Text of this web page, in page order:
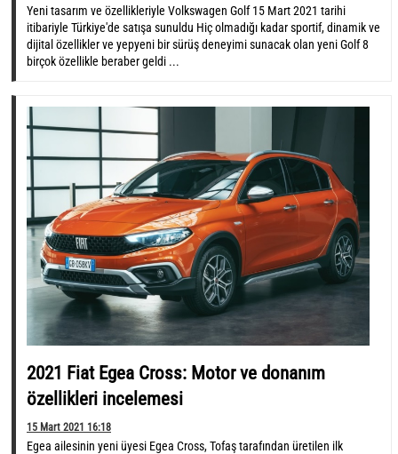
Yeni tasarım ve özellikleriyle Volkswagen Golf 15 Mart 2021 tarihi
itibariyle Türkiye'de satışa sunuldu Hiç olmadığı kadar sportif, dinamik ve
dijital özellikler ve yepyeni bir sürüş deneyimi sunacak olan yeni Golf 8
birçok özellikle beraber geldi ...
2021 Fiat Egea Cross: Motor ve donanım
özellikleri incelemesi
15 Mart 2021 16:18
Egea ailesinin yeni üyesi Egea Cross, Tofaş tarafından üretilen ilk